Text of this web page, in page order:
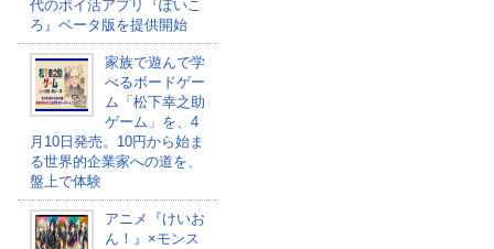
代のポイ活アプリ『ぽいこ
ろ』ベータ版を提供開始
家族で遊んで学
べるボードゲー
ム「松下幸之助
ゲーム」を、4
月10日発売。10円から始ま
る世界的企業家への道を、
盤上で体験
アニメ『けいお
ん！』×モンス